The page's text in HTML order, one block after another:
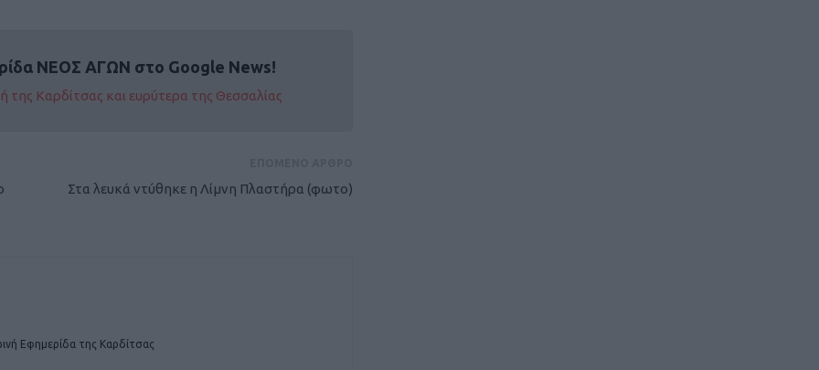
ΝΕΟΣ ΑΓΩΝ στο Google News!
της Καρδίτσας και ευρύτερα της Θεσσαλίας
Στα λευκά ντύθηκε η Λίμνη Πλαστήρα (φωτο)
Εφημερίδα της Καρδίτσας